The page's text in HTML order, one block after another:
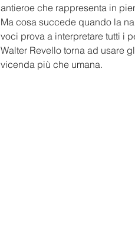
antieroe che rappresenta in
Ma cosa succede quando la
voci prova a interpretare tutti i
Walter Revello torna ad usare
vicenda più che umana.